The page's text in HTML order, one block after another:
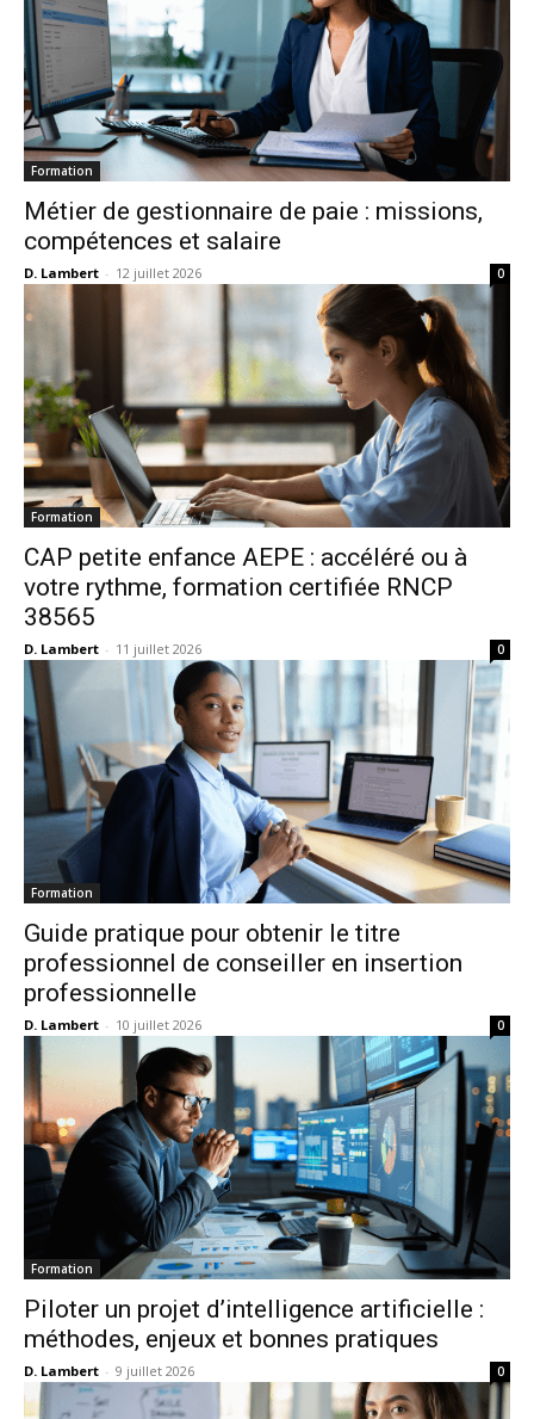
Formation
Métier de gestionnaire de paie : missions,
compétences et salaire
D. Lambert - 12 juillet 2026 0
Formation
CAP petite enfance AEPE : accéléré ou à
votre rythme, formation certifiée RNCP
38565
D. Lambert - 11 juillet 2026 0
Formation
Guide pratique pour obtenir le titre
professionnel de conseiller en insertion
professionnelle
D. Lambert - 10 juillet 2026 0
Formation
Piloter un projet d’intelligence artificielle :
méthodes, enjeux et bonnes pratiques
D. Lambert - 9 juillet 2026 0